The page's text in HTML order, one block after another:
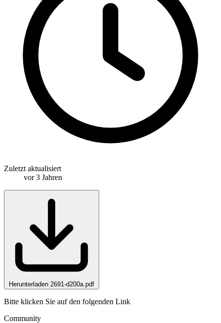
Zuletzt aktualisiert
vor 3 Jahren
Herunterladen 2691-d200a.pdf
Bitte klicken Sie auf den folgenden Link
Community